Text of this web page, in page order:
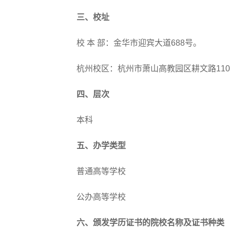
三、校址
校 本 部：金华市迎宾大道688号。
杭州校区：杭州市萧山高教园区耕文路
四、层次
本科
五、办学类型
普通高等学校
公办高等学校
六、颁发学历证书的院校名称及证书种类